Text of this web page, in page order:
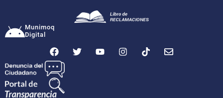
Munimoq
Digital